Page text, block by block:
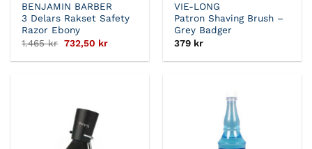
BENJAMIN BARBER
3 Delars Rakset Safety
Razor Ebony
1.465kr Det
ursprungliga
priset
732,50 krDet
priset
VIE-LONG
Patron Shaving Brush –
Grey Badger
379 kr